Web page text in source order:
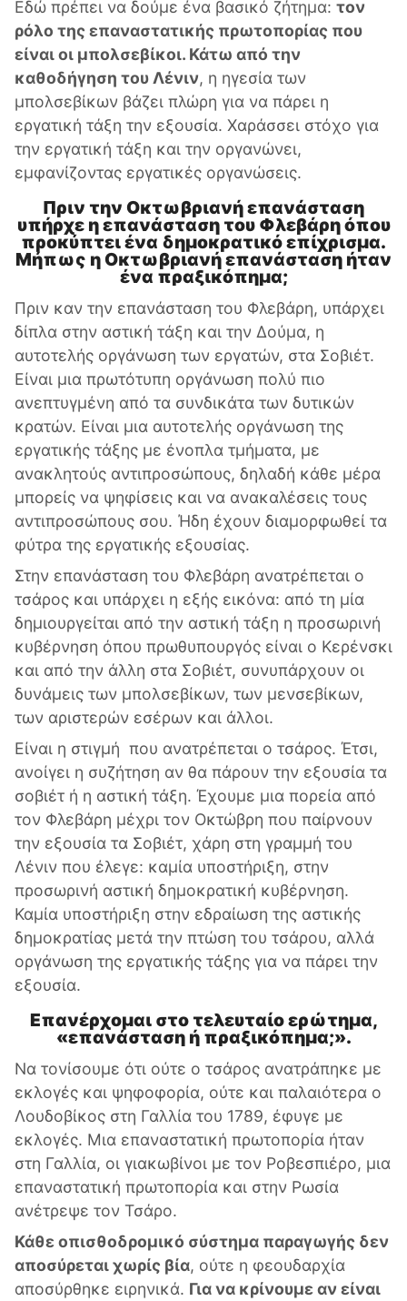
Εδώ πρέπει να δούμε ένα βασικό ζήτημα: τον
ρόλο της επαναστατικής πρωτοπορίας που
είναι οι μπολσεβίκοι. Κάτω από την
καθοδήγηση του Λένιν, η ηγεσία των
μπολσεβίκων βάζει πλώρη για να πάρει η
εργατική τάξη την εξουσία. Χαράσσει στόχο για
την εργατική τάξη και την οργανώνει,
εμφανίζοντας εργατικές οργανώσεις.
Πριν την Οκτωβριανή επανάσταση
υπήρχε η επανάσταση του Φλεβάρη όπου
προκύπτει ένα δημοκρατικό επίχρισμα.
Μήπως η Οκτωβριανή επανάσταση ήταν
ένα πραξικόπημα;
Πριν καν την επανάσταση του Φλεβάρη, υπάρχει
δίπλα στην αστική τάξη και την Δούμα, η
αυτοτελής οργάνωση των εργατών, στα Σοβιέτ.
Είναι μια πρωτότυπη οργάνωση πολύ πιο
ανεπτυγμένη από τα συνδικάτα των δυτικών
κρατών. Είναι μια αυτοτελής οργάνωση της
εργατικής τάξης με ένοπλα τμήματα, με
ανακλητούς αντιπροσώπους, δηλαδή κάθε μέρα
μπορείς να ψηφίσεις και να ανακαλέσεις τους
αντιπροσώπους σου. Ήδη έχουν διαμορφωθεί τα
φύτρα της εργατικής εξουσίας.
Στην επανάσταση του Φλεβάρη ανατρέπεται ο
τσάρος και υπάρχει η εξής εικόνα: από τη μία
δημιουργείται από την αστική τάξη η προσωρινή
κυβέρνηση όπου πρωθυπουργός είναι ο Κερένσκι
και από την άλλη στα Σοβιέτ, συνυπάρχουν οι
δυνάμεις των μπολσεβίκων, των μενσεβίκων,
των αριστερών εσέρων και άλλοι.
Είναι η στιγμή που ανατρέπεται ο τσάρος. Έτσι,
ανοίγει η συζήτηση αν θα πάρουν την εξουσία τα
σοβιέτ ή η αστική τάξη. Έχουμε μια πορεία από
τον Φλεβάρη μέχρι τον Οκτώβρη που παίρνουν
την εξουσία τα Σοβιέτ, χάρη στη γραμμή του
Λένιν που έλεγε: καμία υποστήριξη, στην
προσωρινή αστική δημοκρατική κυβέρνηση.
Καμία υποστήριξη στην εδραίωση της αστικής
δημοκρατίας μετά την πτώση του τσάρου, αλλά
οργάνωση της εργατικής τάξης για να πάρει την
εξουσία.
Επανέρχομαι στο τελευταίο ερώτημα,
«επανάσταση ή πραξικόπημα;».
Να τονίσουμε ότι ούτε ο τσάρος ανατράπηκε με
εκλογές και ψηφοφορία, ούτε και παλαιότερα ο
Λουδοβίκος στη Γαλλία του 1789, έφυγε με
εκλογές. Μια επαναστατική πρωτοπορία ήταν
στη Γαλλία, οι γιακωβίνοι με τον Ροβεσπιέρο, μια
επαναστατική πρωτοπορία και στην Ρωσία
ανέτρεψε τον Τσάρο.
Κάθε οπισθοδρομικό σύστημα παραγωγής δεν
αποσύρεται χωρίς βία, ούτε η φεουδαρχία
αποσύρθηκε ειρηνικά. Για να κρίνουμε αν είναι